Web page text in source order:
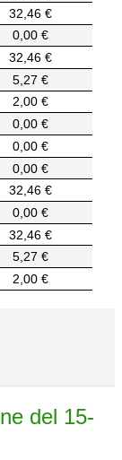
32,46 €
0,00 €
32,46 €
5,27 €
2,00 €
0,00 €
0,00 €
0,00 €
32,46 €
0,00 €
32,46 €
5,27 €
2,00 €
del 15-